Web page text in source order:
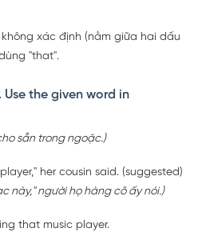
xác định (nằm giữa hai dấu
"that".
Use the given word in
sẵn trong ngoặc.)
her cousin said. (suggested)
này," người họ hàng cô ấy nói.)
that music player.